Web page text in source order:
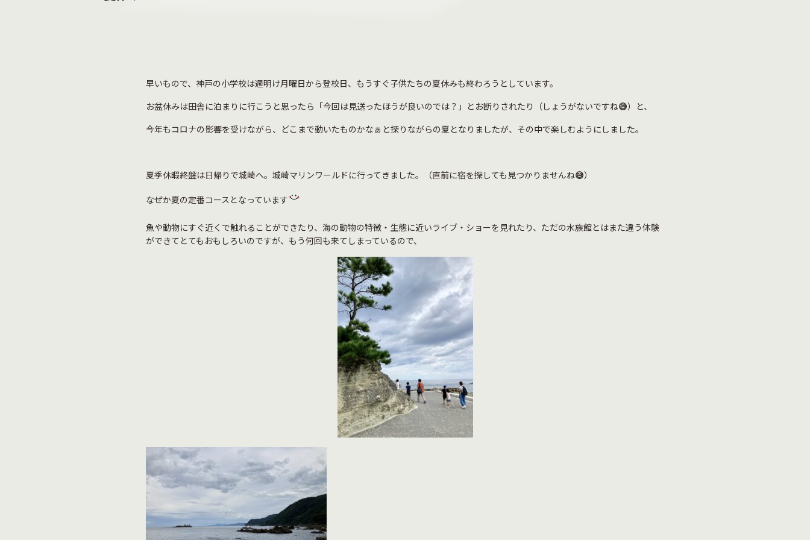
早いもので、神戸の小学校は週明け月曜日から登校日、もうすぐ子供たちの夏休みも終わろうとしています。
お盆休みは田舎に泊まりに行こうと思ったら「今回は見送ったほうが良いのでは？」とお断りされたり（しょうがないですね😅）と、
今年もコロナの影響を受けながら、どこまで動いたものかなぁと探りながらの夏となりましたが、その中で楽しむようにしました。
夏季休暇終盤は日帰りで城崎へ。城崎マリンワールドに行ってきました。（直前に宿を探しても見つかりませんね😅）
なぜか夏の定番コースとなっています
魚や動物にすぐ近くで触れることができたり、海の動物の特徴・生態に近いライブ・ショーを見れたり、ただの水族館とはまた違う体験
ができてとてもおもしろいのですが、もう何回も来てしまっているので、